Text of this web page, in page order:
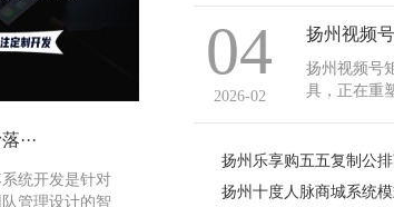
···
统开发是针对
管理设计的智
市场，三三
04
2026-02
扬州视频
扬州视频号
具，正在重
过部署视频
扬州乐享购五五复制公
扬州十度人脉商城系统